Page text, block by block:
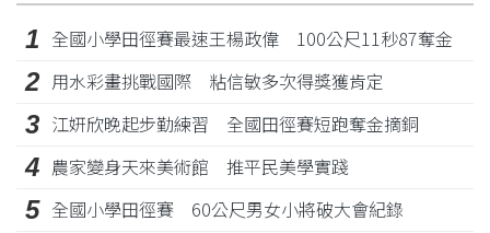
1 全國小學田徑賽最速王楊政偉 100公尺11秒87奪金
2 用水彩畫挑戰國際 粘信敏多次得獎獲肯定
3 江姸欣晚起步勤練習 全國田徑賽短跑奪金摘銅
4 農家變身天來美術館 推平民美學實踐
5 全國小學田徑賽 60公尺男女小將破大會紀錄